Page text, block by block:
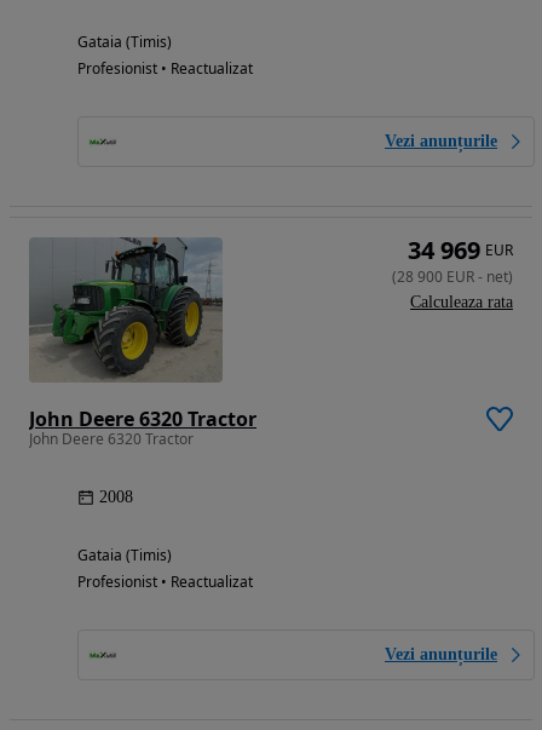
Gataia (Timis)
Profesionist • Reactualizat
Vezi anunțurile
John Deere 6320 Tractor
John Deere 6320 Tractor
2008
Gataia (Timis)
Profesionist • Reactualizat
Vezi anunțurile
34 969 EUR
(28 900 EUR- net)
Calculeaza rata